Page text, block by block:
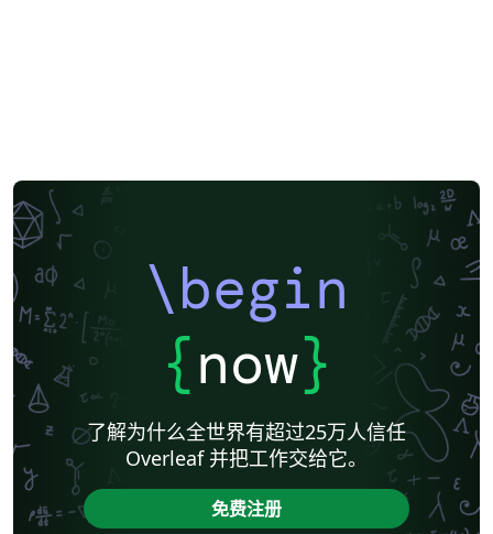
\begin
{now}
了解为什么全世界有超过25万人信任
Overleaf 并把工作交给它。
免费注册